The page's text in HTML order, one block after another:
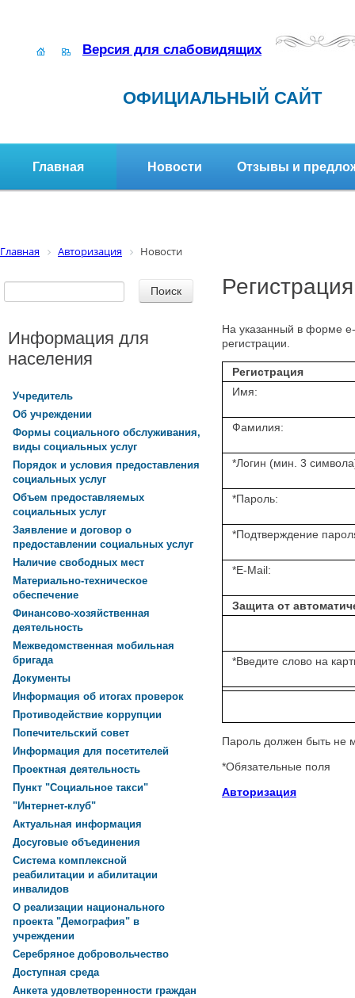
Версия для слабовидящих
ОФИЦИАЛЬНЫЙ САЙТ
Главная Новости Отзывы и
Главная Авторизация Новости
Регистрация
На указанный в форме
регистрации.
Регистрация
Имя:
Фамилия:
*Логин (мин. 3
*Пароль:
*Подтверждение
*E-Mail:
Защита от
*Введите слово на
Пароль должен быть не
*Обязательные поля
Авторизация
Информация для
населения
Учредитель
Об учреждении
Формы социального обслуживания,
виды социальных услуг
Порядок и условия предоставления
социальных услуг
Объем предоставляемых
социальных услуг
Заявление и договор о
предоставлении социальных услуг
Наличие свободных мест
Материально-техническое
обеспечение
Финансово-хозяйственная
деятельность
Межведомственная мобильная
бригада
Документы
Информация об итогах проверок
Противодействие коррупции
Попечительский совет
Информация для посетителей
Проектная деятельность
Пункт "Социальное такси"
"Интернет-клуб"
Актуальная информация
Досуговые объединения
Система комплексной
реабилитации и абилитации
инвалидов
О реализации национального
проекта "Демография" в
учреждении
Серебряное добровольчество
Доступная среда
Анкета удовлетворенности граждан